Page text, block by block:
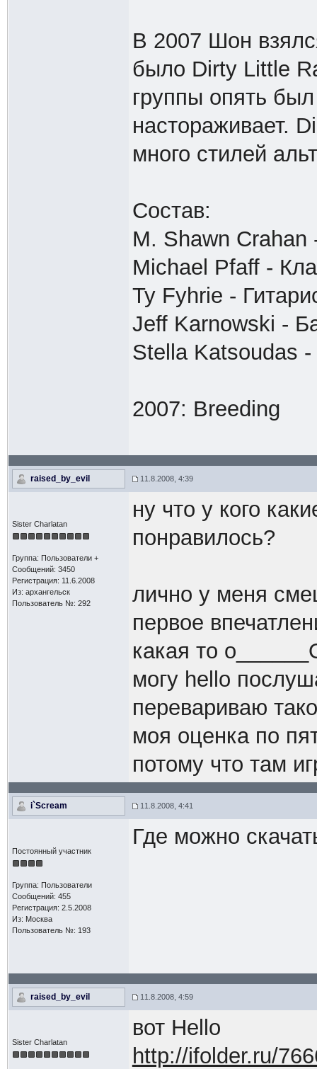
В 2007 Шон
было Dirty Little
группы опять
настораживает.
много стилей
Состав:
M. Shawn
Michael Pfaff -
Ty Fyhrie -
Jeff Karnowski -
Stella Katsoudas -
2007: Breeding
raised_by_evil 11.8.2008, 4:39
Sister Charlatan
Группа: Пользователи +
Сообщений: 3450
Регистрация: 11.6.2008
Из: архангельск
Пользователь №: 292
ну что у кого
понравилось?
лично у меня
первое
какая то
могу hello
перевариваю
моя оценка по
потому что там
i`Scream 11.8.2008, 4:41
Постоянный участник
Группа: Пользователи
Сообщений: 455
Регистрация: 2.5.2008
Из: Москва
Пользователь №: 193
Где можно
raised_by_evil 11.8.2008, 4:59
Sister Charlatan
вот Hello
http://ifolder.ru/